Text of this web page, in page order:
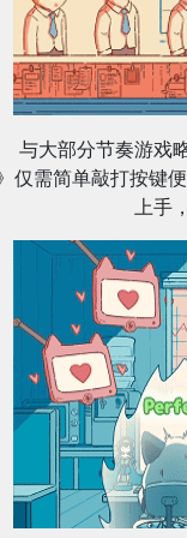
与大部分节奏游戏
仅需简单敲打按键
上手